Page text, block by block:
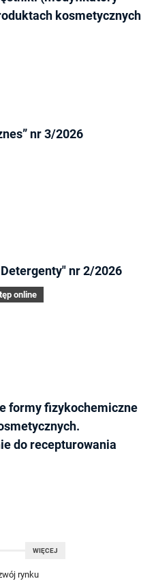
kosmetycznych
nr 3/2026
nr 2/2026
online
formy fizykochemiczne
do recepturowania
WIĘCEJ
rynku